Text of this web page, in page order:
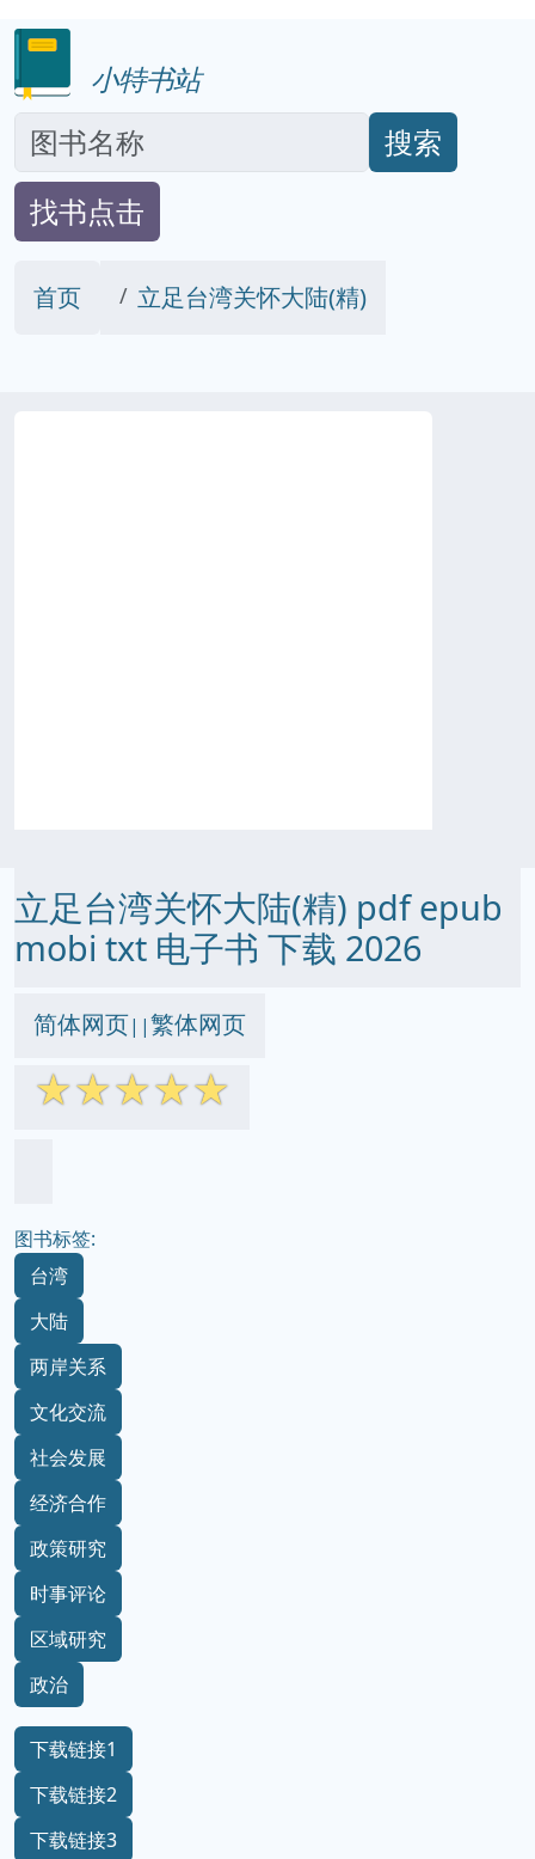
小特书站
搜索
找书点击
首页 立足台湾关怀大陆(精)
立足台湾关怀大陆(精) pdf epub
mobi txt 电子书 下载 2026
简体网页||繁体网页
☆☆☆☆☆
图书标签:
台湾
大陆
两岸关系
文化交流
社会发展
经济合作
政策研究
时事评论
区域研究
政治
下载链接1
下载链接2
下载链接3